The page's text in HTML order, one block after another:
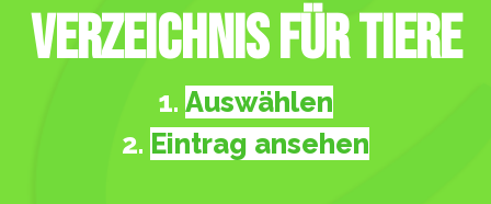
Verzeichnis für Tiere
1. Auswählen
2. Eintrag ansehen